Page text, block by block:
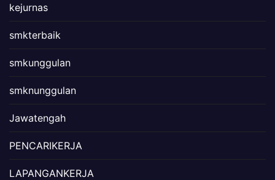
kejurnas
smkterbaik
smkunggulan
smknunggulan
Jawatengah
PENCARIKERJA
LAPANGANKERJA